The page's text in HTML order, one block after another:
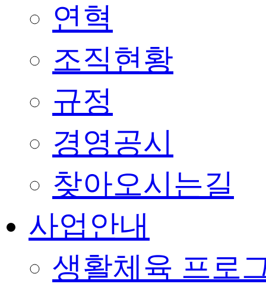
연혁
조직현황
규정
경영공시
찾아오시는길
사업안내
생활체육 프로